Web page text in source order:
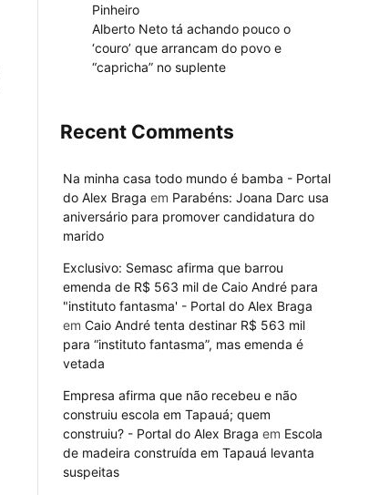
Pinheiro
Alberto Neto tá achando pouco o
‘couro’ que arrancam do povo e
“capricha” no suplente
Recent Comments
Na minha casa todo mundo é bamba - Portal
do Alex Braga em Parabéns: Joana Darc usa
aniversário para promover candidatura do
marido
Exclusivo: Semasc afirma que barrou
emenda de R$ 563 mil de Caio André para
"instituto fantasma' - Portal do Alex Braga
em Caio André tenta destinar R$ 563 mil
para “instituto fantasma”, mas emenda é
vetada
Empresa afirma que não recebeu e não
construiu escola em Tapauá; quem
construiu? - Portal do Alex Braga em Escola
de madeira construída em Tapauá levanta
suspeitas